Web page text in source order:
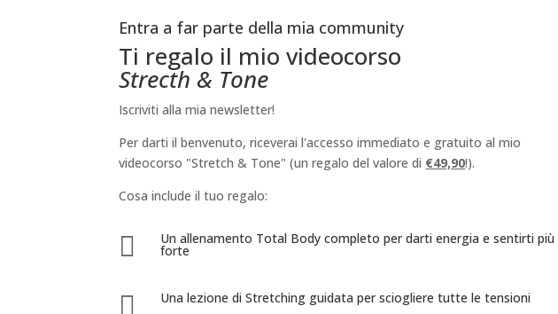
Entra a far parte della mia community
Ti regalo il mio videocorso
Strecth & Tone
Iscriviti alla mia newsletter!
Per darti il benvenuto, riceverai l'accesso immediato e gratuito al mio
videocorso "Stretch & Tone" (un regalo del valore di €49,90!).
Cosa include il tuo regalo:
 Un allenamento Total Body completo per darti energia e sentirti più
forte
 Una lezione di Stretching guidata per sciogliere tutte le tensioni